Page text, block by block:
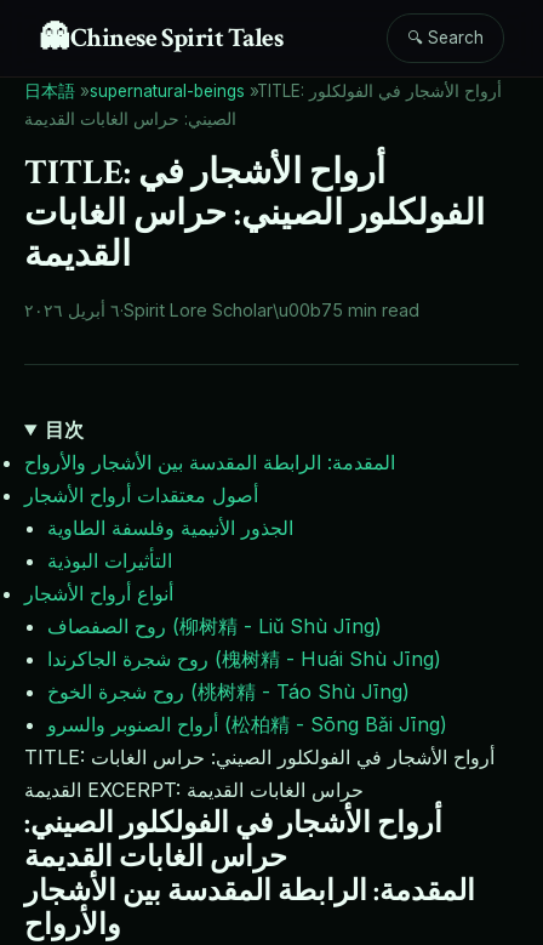
👻Chinese Spirit Tales 🔍 Search
日本語 »supernatural-beings »TITLE: أرواح الأشجار في الفولكلور
الصيني: حراس الغابات القديمة
TITLE: أرواح الأشجار في
الفولكلور الصيني: حراس الغابات
القديمة
٦ أبريل ٢٠٢٦·Spirit Lore Scholar\u00b75 min read
目次
المقدمة: الرابطة المقدسة بين الأشجار والأرواح
أصول معتقدات أرواح الأشجار
الجذور الأنيمية وفلسفة الطاوية
التأثيرات البوذية
أنواع أرواح الأشجار
روح الصفصاف (柳树精 - Liǔ Shù Jīng)
روح شجرة الجاكرندا (槐树精 - Huái Shù Jīng)
روح شجرة الخوخ (桃树精 - Táo Shù Jīng)
أرواح الصنوبر والسرو (松柏精 - Sōng Bǎi Jīng)
TITLE: أرواح الأشجار في الفولكلور الصيني: حراس الغابات
القديمة EXCERPT: حراس الغابات القديمة
أرواح الأشجار في الفولكلور الصيني:
حراس الغابات القديمة
المقدمة: الرابطة المقدسة بين الأشجار
والأرواح